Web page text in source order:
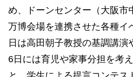
め、ドーンセンター（大阪市
万博会場を連携させた各種イ
日は高田朝子教授の基調講演
6日には育児や家事分担を考